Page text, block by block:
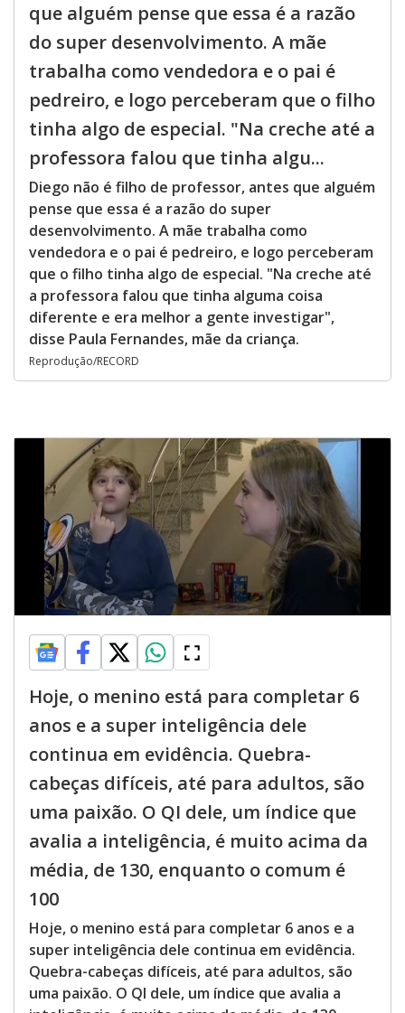
que alguém pense que essa é a razão
do super desenvolvimento. A mãe
trabalha como vendedora e o pai é
pedreiro, e logo perceberam que o filho
tinha algo de especial. "Na creche até a
professora falou que tinha algu...
Diego não é filho de professor, antes que alguém
pense que essa é a razão do super
desenvolvimento. A mãe trabalha como
vendedora e o pai é pedreiro, e logo perceberam
que o filho tinha algo de especial. "Na creche até
a professora falou que tinha alguma coisa
diferente e era melhor a gente investigar",
disse Paula Fernandes, mãe da criança.
Reprodução/RECORD
Hoje, o menino está para completar 6
anos e a super inteligência dele
continua em evidência. Quebra-
cabeças difíceis, até para adultos, são
uma paixão. O QI dele, um índice que
avalia a inteligência, é muito acima da
média, de 130, enquanto o comum é
100
Hoje, o menino está para completar 6 anos e a
super inteligência dele continua em evidência.
Quebra-cabeças difíceis, até para adultos, são
uma paixão. O QI dele, um índice que avalia a